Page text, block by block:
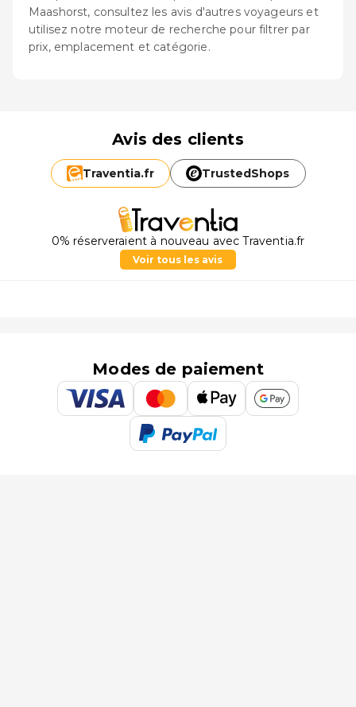
Maashorst, consultez les avis d'autres voyageurs et
utilisez notre moteur de recherche pour filtrer par
prix, emplacement et catégorie.
Avis des clients
Traventia.fr TrustedShops
0% réserveraient à nouveau avec Traventia.fr
Voir tous les avis
Modes de paiement